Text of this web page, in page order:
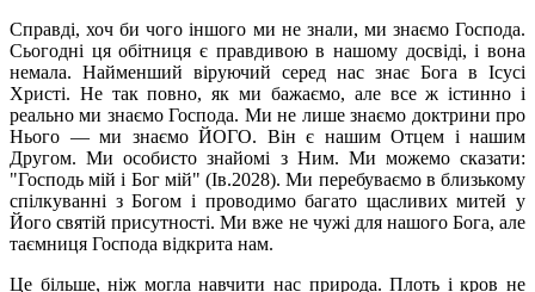
Справді, хоч би чого іншого ми не знали, ми знаємо Господа.
Сьогодні ця обітниця є правдивою в нашому досвіді, і вона
немала. Найменший віруючий серед нас знає Бога в Ісусі
Христі. Не так повно, як ми бажаємо, але все ж істинно і
реально ми знаємо Господа. Ми не лише знаємо доктрини про
Нього — ми знаємо ЙОГО. Він є нашим Отцем і нашим
Другом. Ми особисто знайомі з Ним. Ми можемо сказати:
"Господь мій і Бог мій" (Ів.2028). Ми перебуваємо в близькому
спілкуванні з Богом і проводимо багато щасливих митей у
Його святій присутності. Ми вже не чужі для нашого Бога, але
таємниця Господа відкрита нам.
Це більше, ніж могла навчити нас природа. Плоть і кров не